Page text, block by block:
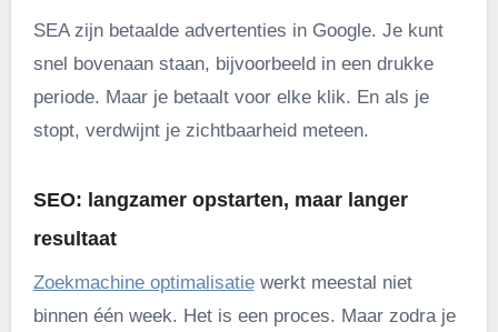
SEA zijn betaalde advertenties in Google. Je kunt
snel bovenaan staan, bijvoorbeeld in een drukke
periode. Maar je betaalt voor elke klik. En als je
stopt, verdwijnt je zichtbaarheid meteen.
SEO: langzamer opstarten, maar langer
resultaat
Zoekmachine optimalisatiewerkt meestal niet
binnen één week. Het is een proces. Maar zodra je